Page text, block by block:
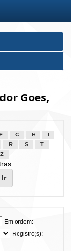
Goes,
F G H
R S
T
Z
Em ordem:
Registro(s):